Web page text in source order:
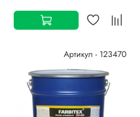
Артикул - 123470